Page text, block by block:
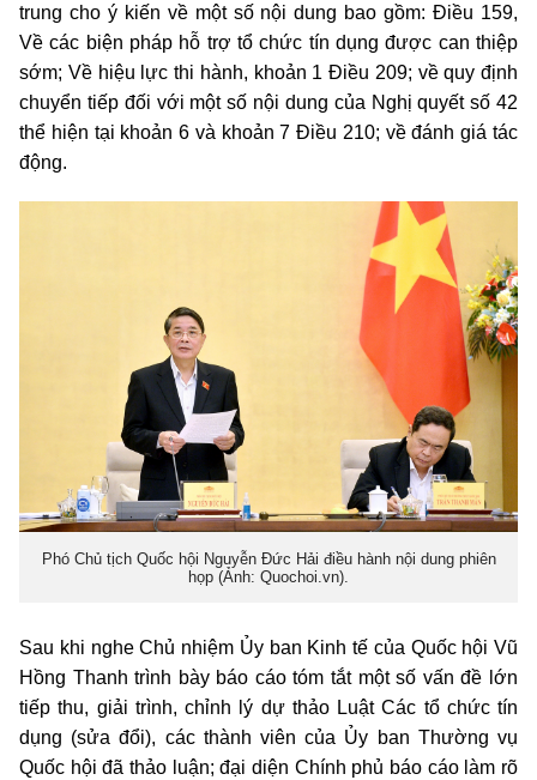
trung cho ý kiến về một số nội dung bao gồm: Điều 159,
Về các biện pháp hỗ trợ tổ chức tín dụng được can thiệp
sớm; Về hiệu lực thi hành, khoản 1 Điều 209; về quy định
chuyển tiếp đối với một số nội dung của Nghị quyết số 42
thể hiện tại khoản 6 và khoản 7 Điều 210; về đánh giá tác
động.
Phó Chủ tịch Quốc hội Nguyễn Đức Hải điều hành nội dung phiên
họp (Ảnh: Quochoi.vn).
Sau khi nghe Chủ nhiệm Ủy ban Kinh tế của Quốc hội Vũ
Hồng Thanh trình bày báo cáo tóm tắt một số vấn đề lớn
tiếp thu, giải trình, chỉnh lý dự thảo Luật Các tổ chức tín
dụng (sửa đổi), các thành viên của Ủy ban Thường vụ
Quốc hội đã thảo luận; đại diện Chính phủ báo cáo làm rõ